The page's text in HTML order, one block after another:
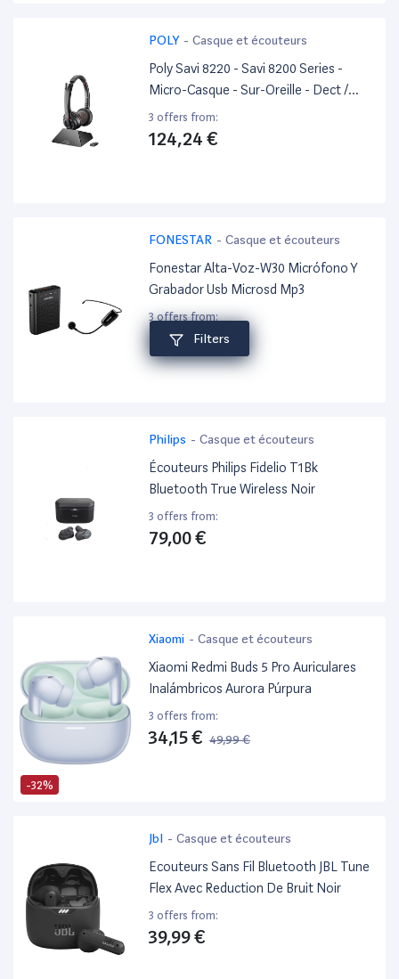
Filters
POLY - Casque et écouteurs
Poly Savi 8220 - Savi 8200 Series -
Micro-Casque - Sur-Oreille - Dect /
Bluetooth - Sans Fil - Usb-A Via
Adaptateur Bluetooth - Noir - Certifié
3 offers from:
124,24 €
FONESTAR - Casque et écouteurs
Fonestar Alta-Voz-W30 Micrófono Y
Grabador Usb Microsd Mp3
3 offers from:
79,00 €
Philips - Casque et écouteurs
Écouteurs Philips Fidelio T1Bk
Bluetooth True Wireless Noir
3 offers from:
79,00 €
-32%
Xiaomi - Casque et écouteurs
Xiaomi Redmi Buds 5 Pro Auriculares
Inalámbricos Aurora Púrpura
3 offers from:
34,15 € 49,99 €
Jbl - Casque et écouteurs
Ecouteurs Sans Fil Bluetooth JBL Tune
Flex Avec Reduction De Bruit Noir
3 offers from:
39,99 €